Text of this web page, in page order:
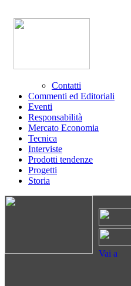
Contatti
Commenti ed Editoriali
Eventi
Responsabilità
Mercato Economia
Tecnica
Interviste
Prodotti tendenze
Progetti
Storia
Vai a